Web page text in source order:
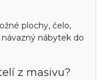
plochy, čelo,
nábytek do
z masivu?